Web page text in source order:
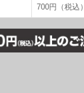
700円（税込）